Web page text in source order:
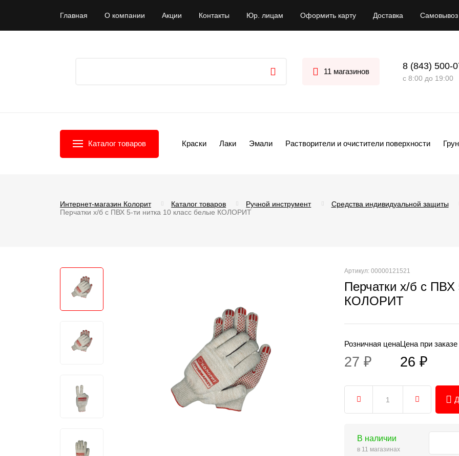
Главная О компании Акции Контакты Юр. лицам Оформить карту Доставка Самовывоз
11 магазинов
8 (843) 500-
с 8:00 до 19:00
Каталог товаров Краски Лаки Эмали Растворители и очистители поверхности
Интернет-магазин Колорит Каталог товаров Ручной инструмент Средства индивидуальной защиты
Перчатки х/б с ПВХ 5-ти нитка 10 класс белые КОЛОРИТ
Артикул: 00000121521
Перчатки х/б с ПВХ
КОЛОРИТ
Розничная цена
27 ₽
Цена при
26 ₽
В наличии
в 11 магазинах